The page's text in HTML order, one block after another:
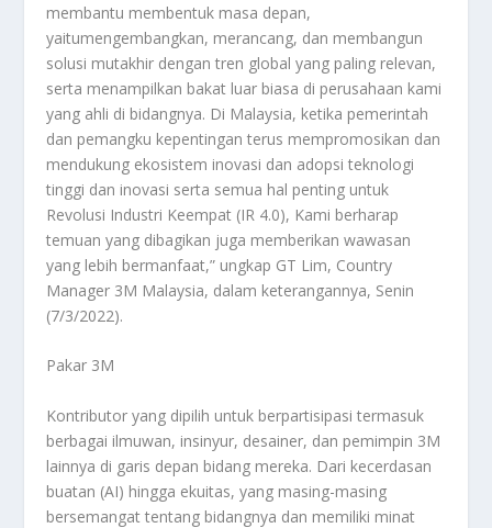
membantu membentuk masa depan,
yaitumengembangkan, merancang, dan membangun
solusi mutakhir dengan tren global yang paling relevan,
serta menampilkan bakat luar biasa di perusahaan kami
yang ahli di bidangnya. Di Malaysia, ketika pemerintah
dan pemangku kepentingan terus mempromosikan dan
mendukung ekosistem inovasi dan adopsi teknologi
tinggi dan inovasi serta semua hal penting untuk
Revolusi Industri Keempat (IR 4.0), Kami berharap
temuan yang dibagikan juga memberikan wawasan
yang lebih bermanfaat,” ungkap GT Lim, Country
Manager 3M Malaysia, dalam keterangannya, Senin
(7/3/2022).
Pakar 3M
Kontributor yang dipilih untuk berpartisipasi termasuk
berbagai ilmuwan, insinyur, desainer, dan pemimpin 3M
lainnya di garis depan bidang mereka. Dari kecerdasan
buatan (AI) hingga ekuitas, yang masing-masing
bersemangat tentang bidangnya dan memiliki minat